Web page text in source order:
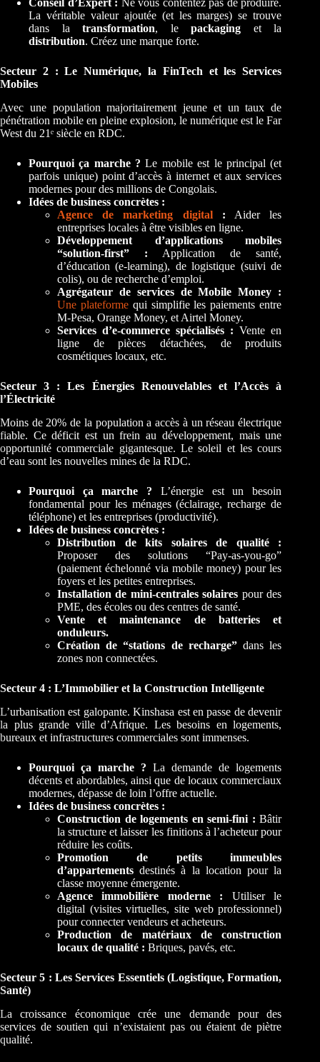
Conseil d’Expert : Ne vous contentez pas de produire.
La véritable valeur ajoutée (et les marges) se trouve
dans latransformation, lepackaging et la
distribution. Créez une marque forte.
Secteur 2 : Le Numérique, la FinTech et les Services
Mobiles
Avec une population majoritairement jeune et un taux de
pénétration mobile en pleine explosion, le numérique est le Far
West du 21ᵉ siècle en RDC.
Pourquoi ça marche ? Le mobile est le principal (et
parfois unique) point d’accès à internet et aux services
modernes pour des millions de Congolais.
Idées de business concrètes :
Agence de marketing digital: Aider les
entreprises locales à être visibles en ligne.
Développement d’applications mobiles
“solution-first” : Application de santé,
d’éducation (e-learning), de logistique (suivi de
colis), ou de recherche d’emploi.
Agrégateur de services de Mobile Money :
Une plateformequi simplifie les paiements entre
M-Pesa, Orange Money, et Airtel Money.
Services d’e-commerce spécialisés : Vente en
ligne de pièces détachées, de produits
cosmétiques locaux, etc.
Secteur 3 : Les Énergies Renouvelables et l’Accès à
l’Électricité
Moins de 20% de la population a accès à un réseau électrique
fiable. Ce déficit est un frein au développement, mais une
opportunité commerciale gigantesque. Le soleil et les cours
d’eau sont les nouvelles mines de la RDC.
Pourquoi ça marche ? L’énergie est un besoin
fondamental pour les ménages (éclairage, recharge de
téléphone) et les entreprises (productivité).
Idées de business concrètes :
Distribution de kits solaires de qualité :
Proposer des solutions “Pay-as-you-go”
(paiement échelonné via mobile money) pour les
foyers et les petites entreprises.
Installation de mini-centrales solaires pour des
PME, des écoles ou des centres de santé.
Vente et maintenance de batteries et
onduleurs.
Création de “stations de recharge”dans les
zones non connectées.
Secteur 4 : L’Immobilier et la Construction Intelligente
L’urbanisation est galopante. Kinshasa est en passe de devenir
la plus grande ville d’Afrique. Les besoins en logements,
bureaux et infrastructures commerciales sont immenses.
Pourquoi ça marche ? La demande de logements
décents et abordables, ainsi que de locaux commerciaux
modernes, dépasse de loin l’offre actuelle.
Idées de business concrètes :
Construction de logements en semi-fini : Bâtir
la structure et laisser les finitions à l’acheteur pour
réduire les coûts.
Promotion de petits immeubles
d’appartements destinés à la location pour la
classe moyenne émergente.
Agence immobilière moderne : Utiliser le
digital (visites virtuelles, site web professionnel)
pour connecter vendeurs et acheteurs.
Production de matériaux de construction
locaux de qualité : Briques, pavés, etc.
Secteur 5 : Les Services Essentiels (Logistique, Formation,
Santé)
La croissance économique crée une demande pour des
services de soutien qui n’existaient pas ou étaient de piètre
qualité.